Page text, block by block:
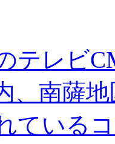
テレビ
、南薩
ている